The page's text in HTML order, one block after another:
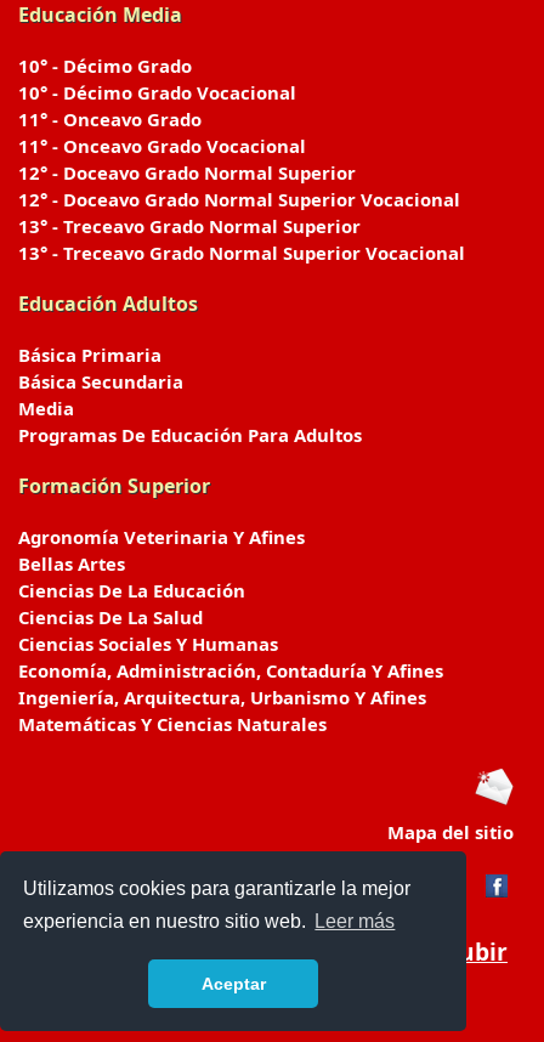
Utilizamos cookies para garantizarle la mejor
experiencia en nuestro sitio web.
Leer más
Aceptar
Educación Media
10° - Décimo Grado
10° - Décimo Grado Vocacional
11° - Onceavo Grado
11° - Onceavo Grado Vocacional
12° - Doceavo Grado Normal Superior
12° - Doceavo Grado Normal Superior Vocacional
13° - Treceavo Grado Normal Superior
13° - Treceavo Grado Normal Superior Vocacional
Educación Adultos
Básica Primaria
Básica Secundaria
Media
Programas De Educación Para Adultos
Formación Superior
Agronomía Veterinaria Y Afines
Bellas Artes
Ciencias De La Educación
Ciencias De La Salud
Ciencias Sociales Y Humanas
Economía, Administración, Contaduría Y Afines
Ingeniería, Arquitectura, Urbanismo Y Afines
Matemáticas Y Ciencias Naturales
Mapa del sitio
Subir